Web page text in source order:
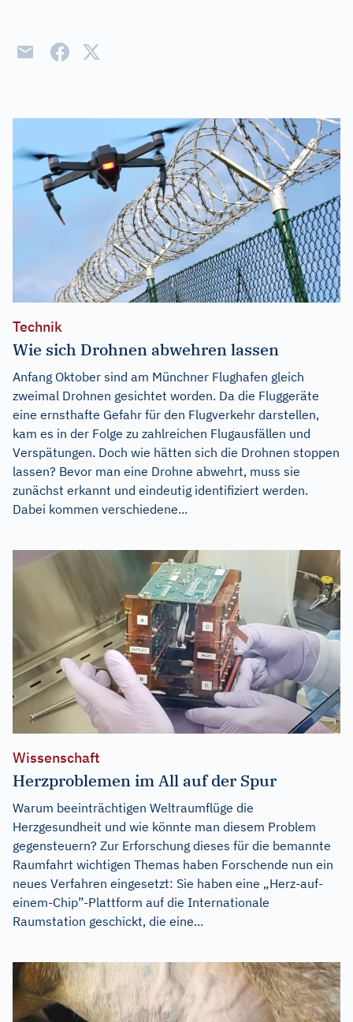
Technik
Wie sich Drohnen abwehren lassen
Anfang Oktober sind am Münchner Flughafen gleich
zweimal Drohnen gesichtet worden. Da die Fluggeräte
eine ernsthafte Gefahr für den Flugverkehr darstellen,
kam es in der Folge zu zahlreichen Flugausfällen und
Verspätungen. Doch wie hätten sich die Drohnen stoppen
lassen? Bevor man eine Drohne abwehrt, muss sie
zunächst erkannt und eindeutig identifiziert werden.
Dabei kommen verschiedene...
Wissenschaft
Herzproblemen im All auf der Spur
Warum beeinträchtigen Weltraumflüge die
Herzgesundheit und wie könnte man diesem Problem
gegensteuern? Zur Erforschung dieses für die bemannte
Raumfahrt wichtigen Themas haben Forschende nun ein
neues Verfahren eingesetzt: Sie haben eine „Herz-auf-
einem-Chip”-Plattform auf die Internationale
Raumstation geschickt, die eine...